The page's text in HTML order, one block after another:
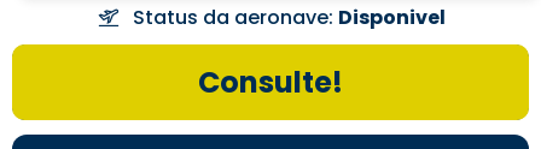
Status da aeronave: Disponivel
Consulte!